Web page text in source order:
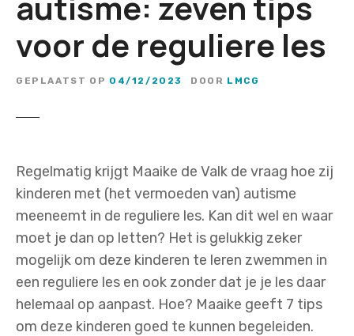
voor de reguliere les
GEPLAATST OP 04/12/2023 DOOR LMCG
Regelmatig krijgt Maaike de Valk de vraag hoe zij
kinderen met (het vermoeden van) autisme
meeneemt in de reguliere les. Kan dit wel en waar
moet je dan op letten? Het is gelukkig zeker
mogelijk om deze kinderen te leren zwemmen in
een reguliere les en ook zonder dat je je les daar
helemaal op aanpast. Hoe? Maaike geeft 7 tips
om deze kinderen goed te kunnen begeleiden.